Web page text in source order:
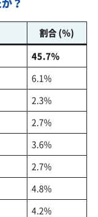
割合 (%)
45.7%
6.1%
2.3%
2.7%
3.6%
2.7%
4.8%
4.2%